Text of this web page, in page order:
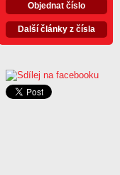
Objednat číslo
Další články z čísla